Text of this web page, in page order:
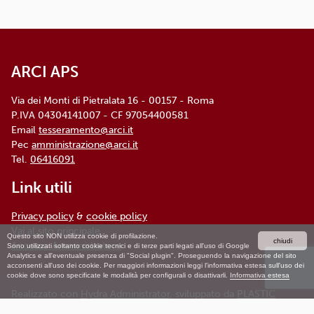
chiudi
Questo sito NON utilizza cookie di profilazione.
Sono utilizzati soltanto cookie tecnici e di terze parti legati all'uso di Google
Analytics e all'eventuale presenza di "Social plugin". Proseguendo la navigazione del sito
acconsenti all'uso dei cookie. Per maggiori informazioni leggi l'informativa estesa sull'uso dei
cookie dove sono specificate le modalità per configurali o disattivarli. Informativa estesa
ARCI APS
Via dei Monti di Pietralata 16 - 00157 - Roma
P.IVA 04304141007 - CF 97054400581
Email tesseramento@arci.it
Pec amministrazione@arci.it
Tel. 06416091
Link utili
Privacy policy & cookie policy
Vai al sito principale
Accesso Amministratore